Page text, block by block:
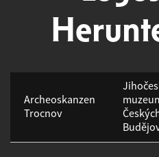
Archeoskanzen
Trocnov